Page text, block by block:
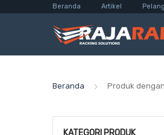
Beranda Artikel
Beranda Produk
KATEGORI PRODUK